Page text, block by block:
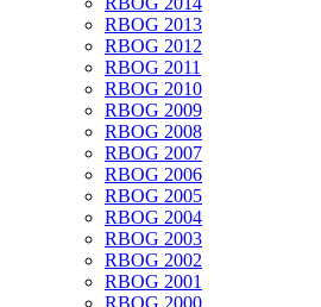
RBOG 2013
RBOG 2012
RBOG 2011
RBOG 2010
RBOG 2009
RBOG 2008
RBOG 2007
RBOG 2006
RBOG 2005
RBOG 2004
RBOG 2003
RBOG 2002
RBOG 2001
RBOG 2000